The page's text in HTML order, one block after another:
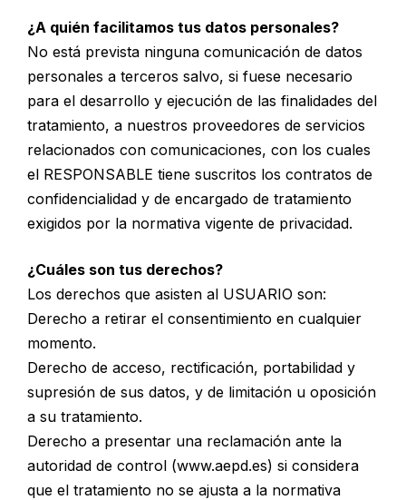
¿A quién facilitamos tus datos personales?
No está prevista ninguna comunicación de datos
personales a terceros salvo, si fuese necesario
para el desarrollo y ejecución de las finalidades del
tratamiento, a nuestros proveedores de servicios
relacionados con comunicaciones, con los cuales
el RESPONSABLE tiene suscritos los contratos de
confidencialidad y de encargado de tratamiento
exigidos por la normativa vigente de privacidad.
¿Cuáles son tus derechos?
Los derechos que asisten al USUARIO son:
Derecho a retirar el consentimiento en cualquier
momento.
Derecho de acceso, rectificación, portabilidad y
supresión de sus datos, y de limitación u oposición
a su tratamiento.
Derecho a presentar una reclamación ante la
autoridad de control (www.aepd.es) si considera
que el tratamiento no se ajusta a la normativa